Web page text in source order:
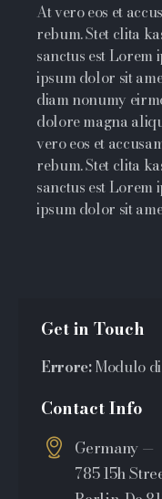
At vero eos et
rebum. Stet clita
sanctus est Lorem
ipsum dolor sit
diam nonumy
dolore magna
vero eos et
rebum. Stet clita
sanctus est Lorem
ipsum dolor sit
Get in Touch
Errore:Modulo di
Contact Info
Germany —
785 15h